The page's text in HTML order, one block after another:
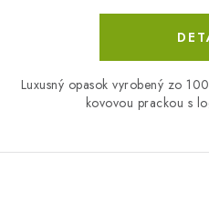
Luxusný opasok vyrobený zo
kovovou prackou s